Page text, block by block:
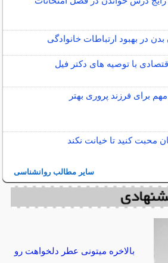
در بهبود ارتباطات خانوادگی
با توصیه های دکتر فیل
برای فرزند پروری بهتر
محبت کنید تا خیانت نکند
سایر مطالب روانشناسی
بالاخره میتونی عطر دلخواهت رو